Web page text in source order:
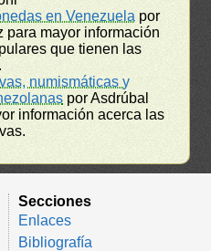
en Venezuela por
para mayor información
que tienen las
numismáticas y
por Asdrúbal
información acerca las
Secciones
Enlaces
Bibliografía